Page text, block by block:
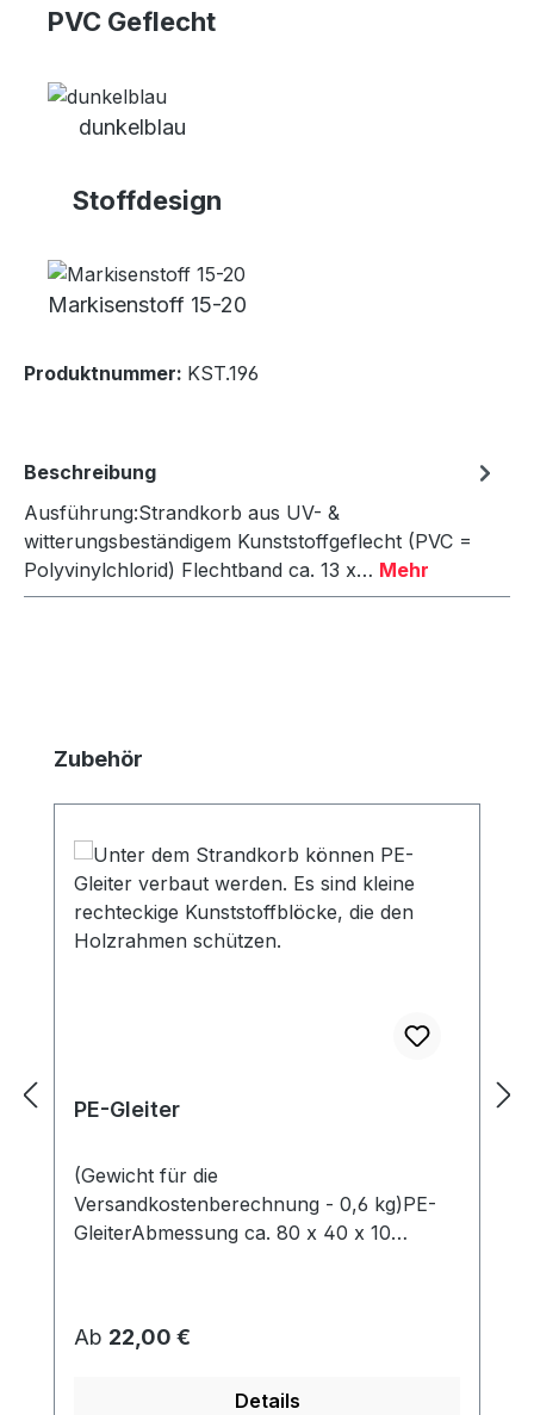
PVC Geflecht
dunkelblau
Stoffdesign
Markisenstoff 15-20
Produktnummer: KST.196
Beschreibung
Ausführung:Strandkorb aus UV- &
witterungsbeständigem Kunststoffgeflecht (PVC =
Polyvinylchlorid) Flechtband ca. 13 x… Mehr
Produktgalerie überspringen
Zubehör
PE-Gleiter
(Gewicht für die
Versandkostenberechnung - 0,6 kg)PE-
GleiterAbmessung ca. 80 x 40 x 10
Regulärer Preis:
Ab 22,00 €
Details